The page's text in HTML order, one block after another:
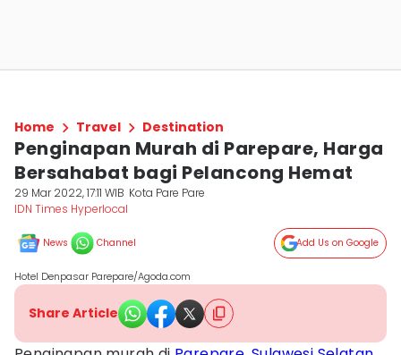
Home Travel Destination
Penginapan Murah di Parepare, Harga
Bersahabat bagi Pelancong Hemat
29 Mar 2022, 17:11 WIB Kota Pare Pare
IDN Times Hyperlocal
News Channel Add Us on Google
Hotel Denpasar Parepare/Agoda.com
Share Article